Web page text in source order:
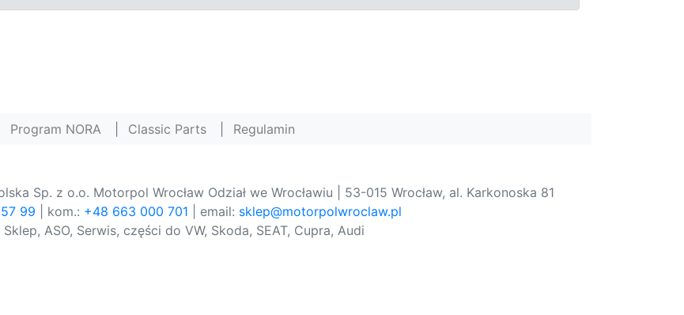
Program NORA Classic Parts Regulamin
Sp. z o.o. Motorpol Wrocław Odział we Wrocławiu | 53-015 Wrocław, al. Karkonoska 81
99 | kom.: +48 663 000 701 | email: sklep@motorpolwroclaw.pl
ASO, Serwis, części do VW, Skoda, SEAT, Cupra, Audi